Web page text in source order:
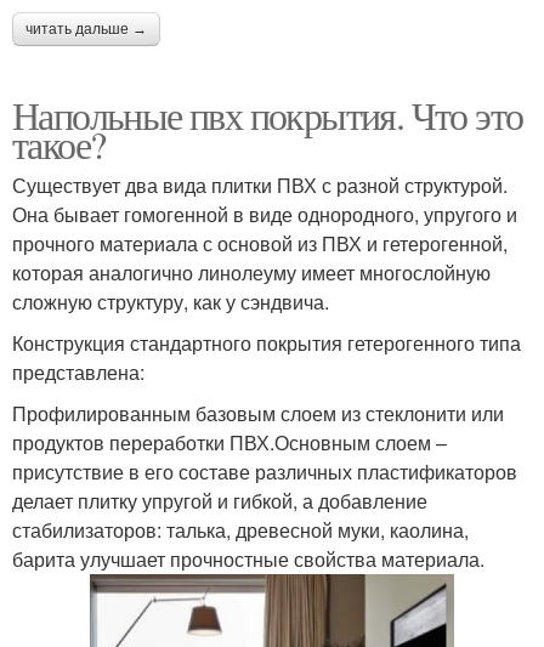
читать дальше →
Напольные пвх покрытия. Что это
такое?
Существует два вида плитки ПВХ с разной структурой.
Она бывает гомогенной в виде однородного, упругого и
прочного материала с основой из ПВХ и гетерогенной,
которая аналогично линолеуму имеет многослойную
сложную структуру, как у сэндвича.
Конструкция стандартного покрытия гетерогенного типа
представлена:
Профилированным базовым слоем из стеклонити или
продуктов переработки ПВХ.Основным слоем –
присутствие в его составе различных пластификаторов
делает плитку упругой и гибкой, а добавление
стабилизаторов: талька, древесной муки, каолина,
барита улучшает прочностные свойства материала.